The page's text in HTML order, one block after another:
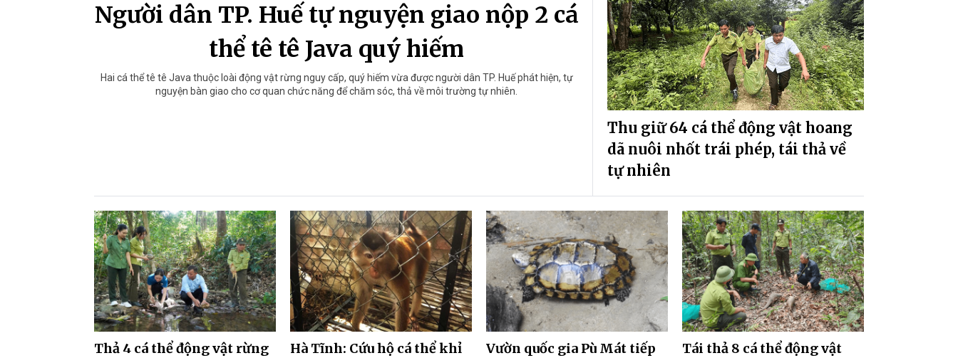
Người dân TP. Huế tự nguyện giao nộp 2 cá
thể tê tê Java quý hiếm
Hai cá thể tê tê Java thuộc loài động vật rừng nguy cấp, quý hiếm vừa được người dân TP. Huế phát hiện, tự
nguyện bàn giao cho cơ quan chức năng để chăm sóc, thả về môi trường tự nhiên.
Thu giữ 64 cá thể động vật hoang
dã nuôi nhốt trái phép, tái thả về
tự nhiên
Thả 4 cá thể động vật rừng
Hà Tĩnh: Cứu hộ cá thể khỉ
Vườn quốc gia Pù Mát tiếp
Tái thả 8 cá thể động vật